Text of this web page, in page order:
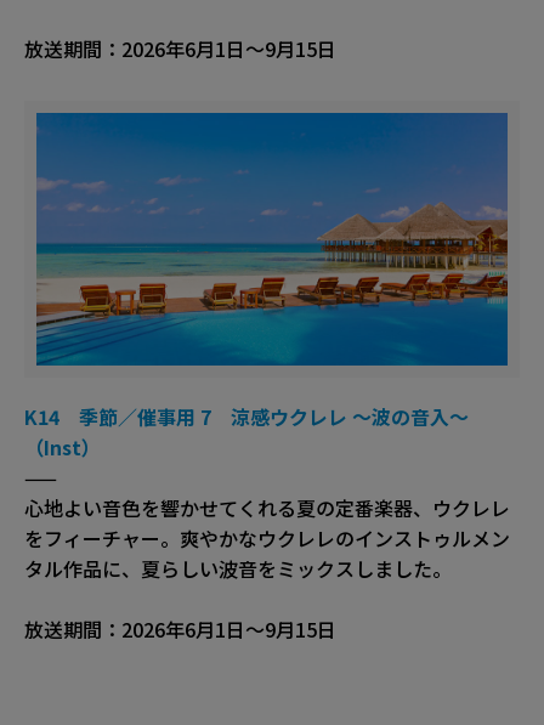
放送期間：2026年6月1日～9月15日
K14 季節／催事用 7 涼感ウクレレ ～波の音入～
（Inst）
——
心地よい音色を響かせてくれる夏の定番楽器、ウクレレ
をフィーチャー。爽やかなウクレレのインストゥルメン
タル作品に、夏らしい波音をミックスしました。
放送期間：2026年6月1日～9月15日